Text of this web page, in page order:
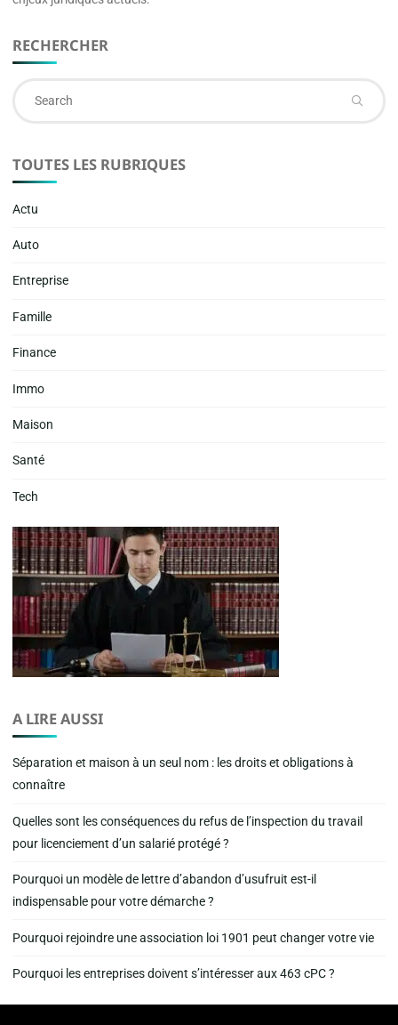
RECHERCHER
TOUTES LES RUBRIQUES
Actu
Auto
Entreprise
Famille
Finance
Immo
Maison
Santé
Tech
A LIRE AUSSI
Séparation et maison à un seul nom : les droits et obligations à
connaître
Quelles sont les conséquences du refus de l’inspection du travail
pour licenciement d’un salarié protégé ?
Pourquoi un modèle de lettre d’abandon d’usufruit est-il
indispensable pour votre démarche ?
Pourquoi rejoindre une association loi 1901 peut changer votre vie
Pourquoi les entreprises doivent s’intéresser aux 463 cPC ?